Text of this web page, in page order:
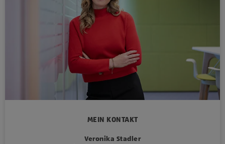
MEIN KONTAKT
Veronika Stadler